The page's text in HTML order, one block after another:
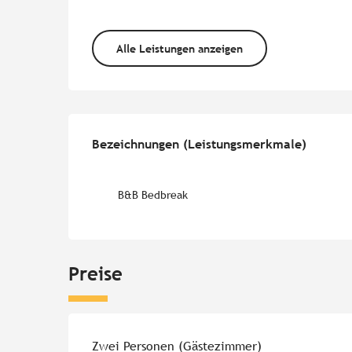
Alle Leistungen anzeigen
Bezeichnungen (Leistungsmerkmale)
Bezeichnungen (Leistungsmerkmale)
B&B Bedbreak
Preise
Preise 2026
Zwei Personen (Gästezimmer)